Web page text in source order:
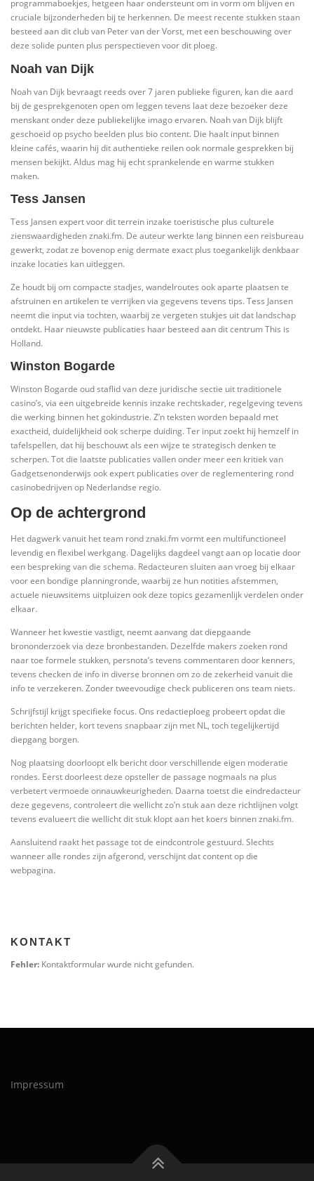
programmaboekjes, hetgeen haar ondersteunt om in vorm om blijven en
cruciale bijzonderheden bij te herkennen. De meest recente stukken staan
besteed aan dit club van Peter van der Vorst, met een beschouwing over
deze solide punten plus perspectieven voor dit ploeg.
Noah van Dijk
Noah van Dijk bevraagt reeds over 7 jaren publieke figuren, kan die aard
bij de gesprekgenoten open om leggen tevens laat deze bezoeker deze
menskant onder deze publiekelijke imago ervaren. Noah van Dijk blijft
geschoeid op psycho beelden plus bio content. Die haalt input binnen
kleine cafés, waarin hij dit authentieke reilen ook normale gesprekken bij
mensen bekijkt. Aldus mag hij echt sprankelende en warme stukken
maken.
Tess Jansen
Tess Jansen expert voor dit terrein inzake toeristische plus culturele
zienswaardigheden znaki.fm. De auteur werkte lang binnen een reisbureau
gewerkt, zodat ze bovenop enig dermate exact plus toegankelijk denkbaar
inzake locaties kan uitleggen.
Ze houdt bij om compacte stadjes, wandelroutes ook aparte plaatsen te
afstruinen en artikelen te verrijken via gegevens tevens tips. Tess Jansen
neemt die input via tochten, waarbij ze vergeten stukjes uit dat landschap
ontdekt. Haar nieuwste publicaties haar besteed aan dit centrum This is
Holland.
Winston Bogarde
Winston Bogarde oud staflid van deze juridische sectie uit traditionele
casino’s, via een uitgebreide kennis inzake rechtskader, regelgeving tevens
die werking binnen het gokindustrie. Z’n teksten worden bepaald met
exactheid, duidelijkheid ook scherpe duiding. Ter input zoekt hij hemzelf in
tafelspellen, dat hij beschouwt als een wijze te strategisch denken te
scherpen. Tot die laatste publicaties vallen onder meer een kritiek van
Gadgetsenonderwijs ook expert publicaties over de reglementering rond
casinobedrijven op Nederlandse regio.
Op de achtergrond
Het dagwerk vanuit het team rond znaki.fm vormt een multifunctioneel
levendig en flexibel werkgang. Dagelijks dagdeel vangt aan op locatie door
een bespreking van die schema. Redacteuren sluiten aan vroeg bij elkaar
voor een bondige planningronde, waarbij ze hun notities afstemmen,
actuele nieuwsitems uitpluizen ook deze topics gezamenlijk verdelen onder
elkaar.
Wanneer het kwestie vastligt, neemt aanvang dat diepgaande
brononderzoek via deze bronbestanden. Dezelfde makers zoeken rond
naar toe formele stukken, persnota’s tevens commentaren door kenners,
tevens checken de info in diverse bronnen om zo de zekerheid vanuit die
info te verzekeren. Zonder tweevoudige check publiceren ons team niets.
Schrijfstijl krijgt specifieke focus. Ons redactieploeg probeert opdat die
berichten helder, kort tevens snapbaar zijn met NL, toch tegelijkertijd
diepgang borgen.
Nog plaatsing doorloopt elk bericht door verschillende eigen moderatie
rondes. Eerst doorleest deze opsteller de passage nogmaals na plus
verbetert vermoede onnauwkeurigheden. Daarna toetst die eindredacteur
deze gegevens, controleert die wellicht zo’n stuk aan deze richtlijnen volgt
tevens evalueert die wellicht dit stuk klopt aan het koers binnen znaki.fm.
Aansluitend raakt het passage tot de eindcontrole gestuurd. Slechts
wanneer alle rondes zijn afgerond, verschijnt dat content op die
webpagina.
KONTAKT
Fehler: Kontaktformular wurde nicht gefunden.
Impressum